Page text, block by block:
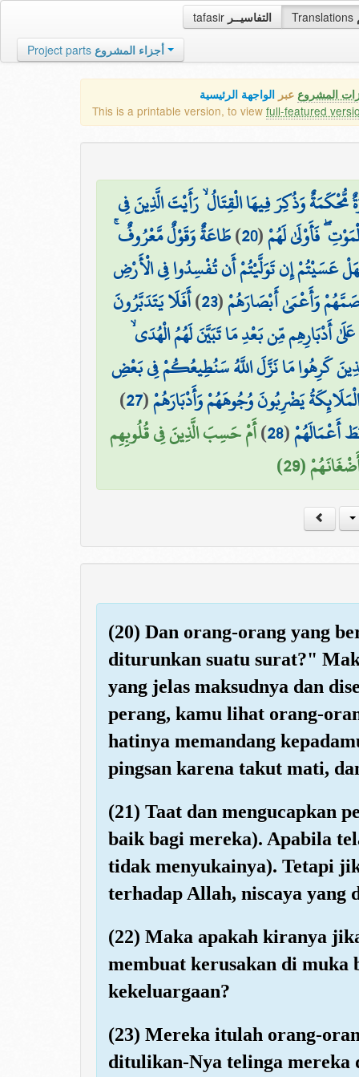
tafasir التفاسيــر Translations
Project parts أجزاء المشروع
المشروع عبر الواجهة الرئيسية
This is a printable version, to view full-featured
مُّحْكَمَةٌ وَذُكِرَ فِيهَا الْقِتَالُ ۙ رَأَيْتَ الَّذِينَ فِي
فَأَوْلَىٰ لَهُمْ(
20
)طَاعَةٌ وَقَوْلٌ مَّعْرُوفٌ ۚ
عَسَيْتُمْ إِن تَوَلَّيْتُمْ أَن تُفْسِدُوا فِي الْأَرْضِ
وَأَعْمَىٰ أَبْصَارَهُمْ(
23
)أَفَلَا يَتَدَبَّرُونَ
عَلَىٰ أَدْبَارِهِم مِّن بَعْدِ مَا تَبَيَّنَ لَهُمُ الْهُدَى
كَرِهُوا مَا نَزَّلَ اللَّهُ سَنُطِيعُكُمْ فِي بَعْضِ
يَضْرِبُونَ وُجُوهَهُمْ وَأَدْبَارَهُمْ(
27
)
أَعْمَالَهُمْ(
28
)أَمْ حَسِبَ الَّذِينَ فِي قُلُوبِهِم
(29)
(20) Dan orang-orang yang
diturunkan suatu surat?"
yang jelas maksudnya dan
perang, kamu lihat orang-
hatinya memandang
pingsan karena takut mati,
(21) Taat dan mengucapkan
baik bagi mereka). Apabila
tidak menyukainya). Tetapi
terhadap Allah, niscaya
(22) Maka apakah kiranya
membuat kerusakan di muka
kekeluargaan?
(23) Mereka itulah orang-
ditulikan-Nya telinga mereka